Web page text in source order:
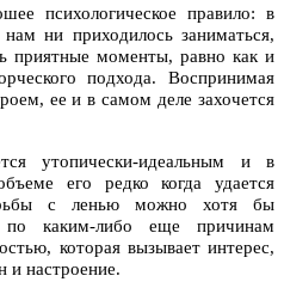
психологическое правило: в
ни приходилось заниматься,
приятные моменты, равно как и
подхода. Воспринимая
ее и в самом деле захочется
утопически-идеальным и в
его редко когда удается
с ленью
можно хотя бы
по каким-либо еще причинам
которая вызывает интерес,
и настроение.